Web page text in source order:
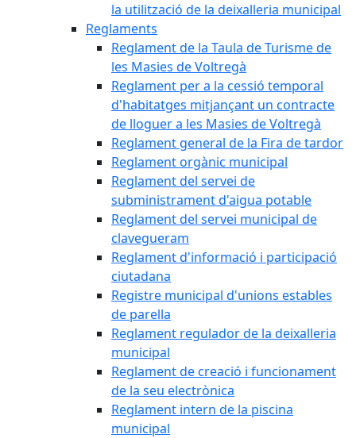
la utilització de la deixalleria municipal
Reglaments
Reglament de la Taula de Turisme de
les Masies de Voltregà
Reglament per a la cessió temporal
d'habitatges mitjançant un contracte
de lloguer a les Masies de Voltregà
Reglament general de la Fira de tardor
Reglament orgànic municipal
Reglament del servei de
subministrament d'aigua potable
Reglament del servei municipal de
clavegueram
Reglament d'informació i participació
ciutadana
Registre municipal d'unions estables
de parella
Reglament regulador de la deixalleria
municipal
Reglament de creació i funcionament
de la seu electrònica
Reglament intern de la piscina
municipal